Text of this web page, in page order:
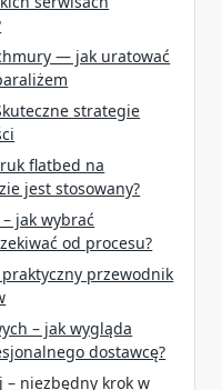
— jak uratować
strategie
flatbed na
jest stosowany?
jak wybrać
od procesu?
przewodnik
– jak wygląda
dostawcę?
– niezbędny krok w